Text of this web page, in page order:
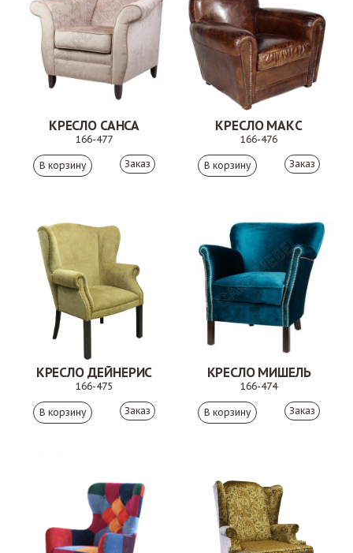
КРЕСЛО САНСА
166-477
Заказ
КРЕСЛО МАКС
166-476
Заказ
КРЕСЛО ДЕЙНЕРИС
166-475
Заказ
КРЕСЛО МИШЕЛЬ
166-474
Заказ